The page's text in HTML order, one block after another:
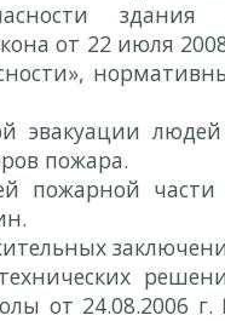
здания
от 22 июля
эвакуации
пожара.
пожарной
от 24.08.2006